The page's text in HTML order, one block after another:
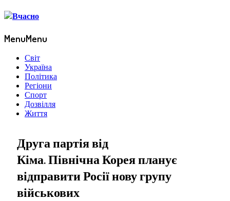
MenuMenu
Світ
Україна
Політика
Регіони
Спорт
Дозвілля
Життя
Друга партія від
Кіма. Північна Корея планує
відправити Росії нову групу
військових